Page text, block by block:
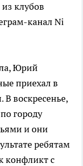
клубов
канал Ni
Юрий
приехал в
воскресенье,
городу
и они
ребятам
конфликт с